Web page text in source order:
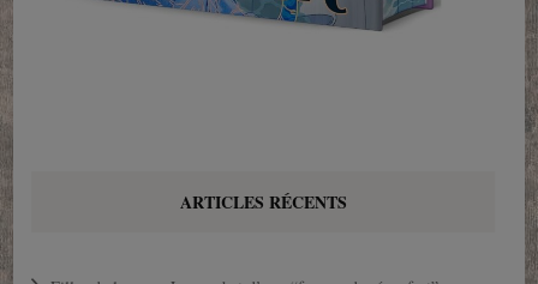
ARTICLES RÉCENTS